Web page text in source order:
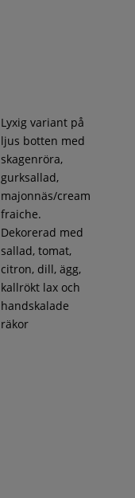
Lyxig variant på
ljus botten med
skagenröra,
gurksallad,
majonnäs/cream
fraiche.
Dekorerad med
sallad, tomat,
citron, dill, ägg,
kallrökt lax och
handskalade
räkor